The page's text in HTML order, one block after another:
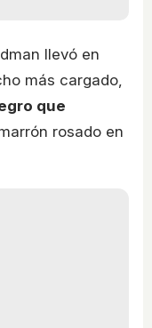
llevó en
más cargado,
que
rosado en